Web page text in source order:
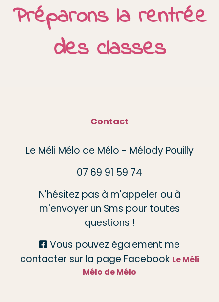
Préparons la rentrée
des classes
Contact
Le Méli Mélo de Mélo - Mélody Pouilly
07 69 91 59 74
N'hésitez pas à m'appeler ou à
m'envoyer un Sms pour toutes
questions !
 Vous pouvez également me
contacter sur la page Facebook Le Méli
Mélo de Mélo